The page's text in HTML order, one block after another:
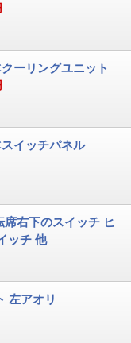
ーリングユニット
イッチパネル
右下のスイッチ ヒ
ッチ 他
左アオリ